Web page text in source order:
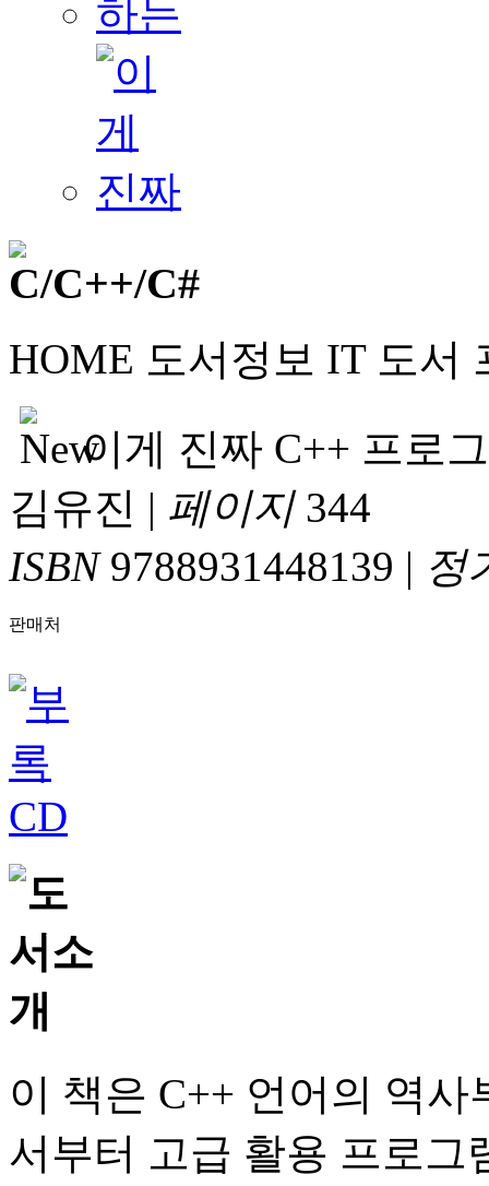
HOME 도서정보 IT 도서
이게 진짜 C++ 프로
김유진 | 페이지344
ISBN9788931448139 | 정
판매처
이 책은 C++ 언어의 역
서부터 고급 활용 프로그